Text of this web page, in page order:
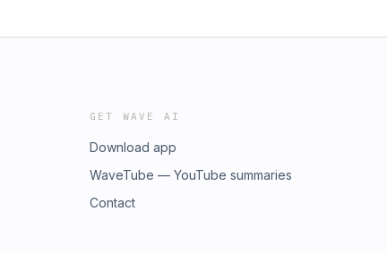
GET WAVE AI
Download app
WaveTube — YouTube summaries
Contact